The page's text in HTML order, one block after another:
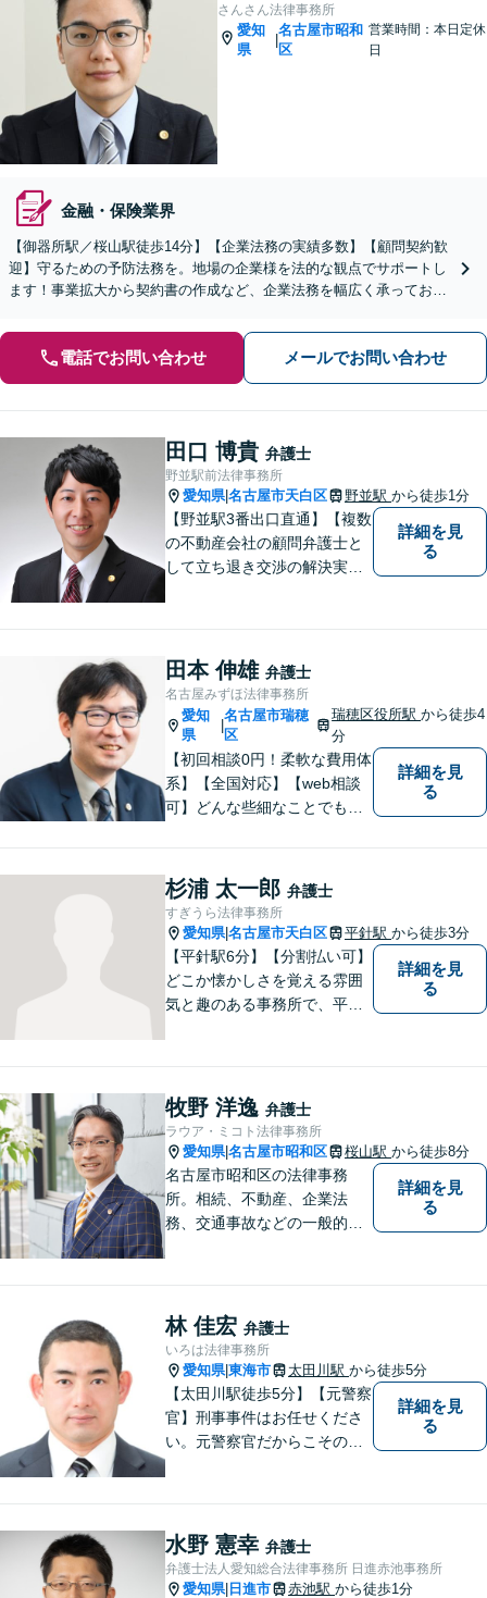
さんさん法律事務所
愛知
県
|
名古屋市昭和
区
営業時間：本日定休
日
金融・保険業界
【御器所駅／桜山駅徒歩14分】【企業法務の実績多数】【顧問契約歓
迎】守るための予防法務を。地場の企業様を法的な観点でサポートし
ます！事業拡大から契約書の作成など、企業法務を幅広く承っており
電話でお問い合わせ メールでお問い合わせ
田口 博貴 弁護士
野並駅前法律事務所
愛知県|名古屋市天白区 野並駅 から徒歩1分
【野並駅3番出口直通】【複数
の不動産会社の顧問弁護士と
して立ち退き交渉の解決実績
被害者側に限る）、離婚、企
業及び個人事業主の顧問に関
する相談は初回相談無料で
す。
詳細を見
る
田本 伸雄 弁護士
名古屋みずほ法律事務所
愛知
県
名古屋市瑞穂
区
瑞穂区役所駅から徒歩4
分
【初回相談0円！柔軟な費用体
系】【全国対応】【web相談
可】どんな些細なことでもお
ターネット／削除請求や開示
請求、利用規約などのトラブ
ルはお任せ！相続／感情面の
納得感を重視します。
詳細を見
る
杉浦 太一郎 弁護士
すぎうら法律事務所
愛知県|名古屋市天白区 平針駅 から徒歩3分
【平針駅6分】【分割払い可】
どこか懐かしさを覚える雰囲
気と趣のある事務所で、平針
た幅広い対応業務で問題解決
に取り組みます。
詳細を見
る
牧野 洋逸 弁護士
ラウア・ミコト法律事務所
愛知県|名古屋市昭和区 桜山駅 から徒歩8分
名古屋市昭和区の法律事務
所。相続、不動産、企業法
務、交通事故などの一般的な
料】【桜山駅より徒歩８分】
【駐車場あり】【オンライン
相談可】
詳細を見
る
林 佳宏 弁護士
いろは法律事務所
愛知県|東海市 太田川駅 から徒歩5分
【太田川駅徒歩5分】【元警察
官】刑事事件はお任せくださ
い。元警察官だからこその視
ることはございません。元警
察官の経験を活かした交通事
故事案対応もいたします。
詳細を見
る
水野 憲幸 弁護士
弁護士法人愛知総合法律事務所 日進赤池事務所
愛知県| 日進市 赤池駅 から徒歩1分